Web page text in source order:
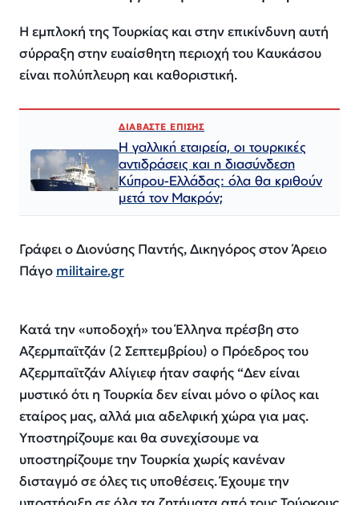
Η εμπλοκή της Τουρκίας και στην επικίνδυνη αυτή
σύρραξη στην ευαίσθητη περιοχή του Καυκάσου
είναι πολύπλευρη και καθοριστική.
ΔΙΑΒΑΣΤΕ ΕΠΙΣΗΣ
Η γαλλική εταιρεία, οι τουρκικές
αντιδράσεις και η διασύνδεση
Κύπρου-Ελλάδας: όλα θα κριθούν
μετά τον Μακρόν;
Γράφει ο Διονύσης Παντής, Δικηγόρος στον Άρειο
Πάγο militaire.gr
Κατά την «υποδοχή» του Έλληνα πρέσβη στο
Αζερμπαϊτζάν (2 Σεπτεμβρίου) ο Πρόεδρος του
Αζερμπαϊτζάν Αλίγιεφ ήταν σαφής “Δεν είναι
μυστικό ότι η Τουρκία δεν είναι μόνο ο φίλος και
εταίρος μας, αλλά μια αδελφική χώρα για μας.
Υποστηρίζουμε και θα συνεχίσουμε να
υποστηρίζουμε την Τουρκία χωρίς κανέναν
δισταγμό σε όλες τις υποθέσεις. Έχουμε την